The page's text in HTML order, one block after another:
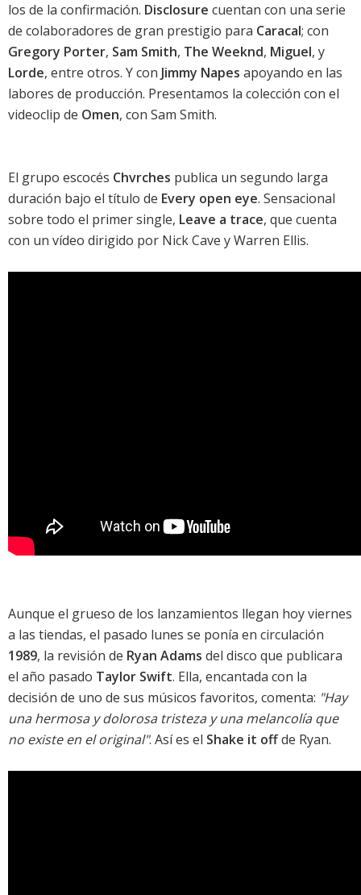
los de la confirmación. Disclosure cuentan con una serie
de colaboradores de gran prestigio para Caracal; con
Gregory Porter, Sam Smith, The Weeknd, Miguel, y
Lorde, entre otros. Y con Jimmy Napes apoyando en las
labores de producción. Presentamos la colección con el
videoclip de Omen, con Sam Smith.
El grupo escocés Chvrches publica un segundo larga
duración bajo el título de Every open eye. Sensacional
sobre todo el primer single, Leave a trace, que cuenta
con un vídeo dirigido por Nick Cave y Warren Ellis.
Aunque el grueso de los lanzamientos llegan hoy viernes
a las tiendas, el pasado lunes se ponía en circulación
1989, la revisión de Ryan Adams del disco que publicara
el año pasado Taylor Swift. Ella, encantada con la
decisión de uno de sus músicos favoritos, comenta: "Hay
una hermosa y dolorosa tristeza y una melancolía que
no existe en el original". Así es el Shake it offde Ryan.